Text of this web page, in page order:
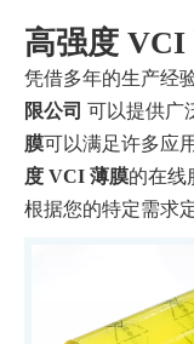
高强度 VCI
凭借多年的生产经
限公司 可以提供广
膜可以满足许多应
度 VCI 薄膜的在线
根据您的特定需求